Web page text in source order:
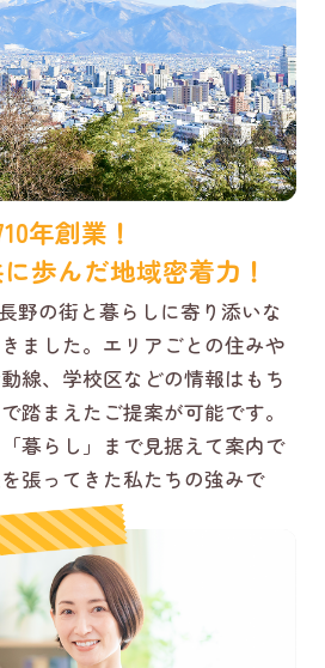
年創業！
歩んだ地域密着力！
野の街と暮らしに寄り添いな
ました。エリアごとの住みや
線、学校区などの情報はもち
踏まえたご提案が可能です。
「暮らし」まで見据えて案内で
張ってきた私たちの強みで